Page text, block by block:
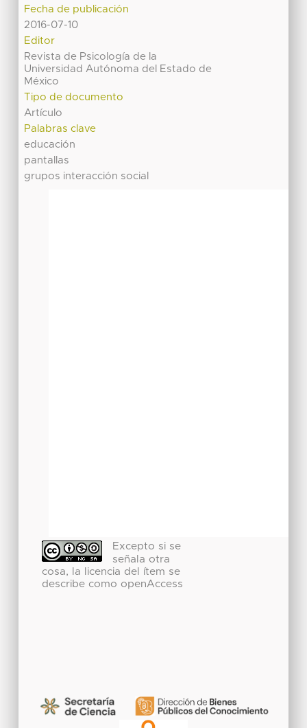
Fecha de publicación
2016-07-10
Editor
Revista de Psicología de la
Universidad Autónoma del Estado de
México
Tipo de documento
Artículo
Palabras clave
educación
pantallas
grupos interacción social
Excepto si se
señala otra
cosa, la licencia del ítem se
describe como openAccess